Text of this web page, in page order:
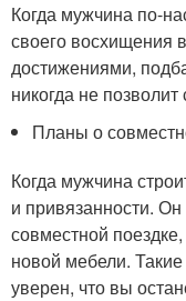
Когда мужчина по-
своего восхищения
достижениями,
никогда не
Планы о
Когда мужчина
и привязанности. Он
совместной
новой мебели.
уверен, что вы